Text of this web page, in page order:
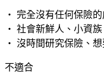
・ 完全沒有任何保險
・ 社會新鮮人、小資
・ 沒時間研究保險、
不適合